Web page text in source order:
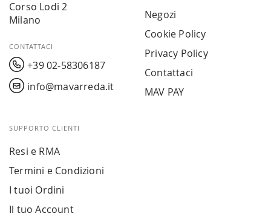
Corso Lodi 2
Milano
CONTATTACI
+39 02-58306187
info@mavarreda.it
Negozi
Cookie Policy
Privacy Policy
Contattaci
MAV PAY
SUPPORTO CLIENTI
Resi e RMA
Termini e Condizioni
I tuoi Ordini
Il tuo Account